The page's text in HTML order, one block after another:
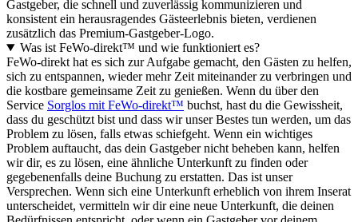
Gastgeber, die schnell und zuverlässig kommunizieren und
konsistent ein herausragendes Gästeerlebnis bieten, verdienen
zusätzlich das Premium-Gastgeber-Logo.
Was ist FeWo-direkt™ und wie funktioniert es?
FeWo-direkt hat es sich zur Aufgabe gemacht, den Gästen zu helfen,
sich zu entspannen, wieder mehr Zeit miteinander zu verbringen und
die kostbare gemeinsame Zeit zu genießen. Wenn du über den
Service Sorglos mit FeWo-direkt™ buchst, hast du die Gewissheit,
dass du geschützt bist und dass wir unser Bestes tun werden, um das
Problem zu lösen, falls etwas schiefgeht. Wenn ein wichtiges
Problem auftaucht, das dein Gastgeber nicht beheben kann, helfen
wir dir, es zu lösen, eine ähnliche Unterkunft zu finden oder
gegebenenfalls deine Buchung zu erstatten. Das ist unser
Versprechen. Wenn sich eine Unterkunft erheblich von ihrem Inserat
unterscheidet, vermitteln wir dir eine neue Unterkunft, die deinen